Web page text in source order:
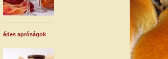
édes apróságok